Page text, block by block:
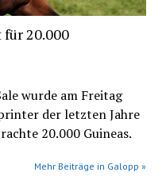
20.000
wurde am Freitag
der letzten Jahre
20.000 Guineas.
Mehr Beiträge in Galopp »